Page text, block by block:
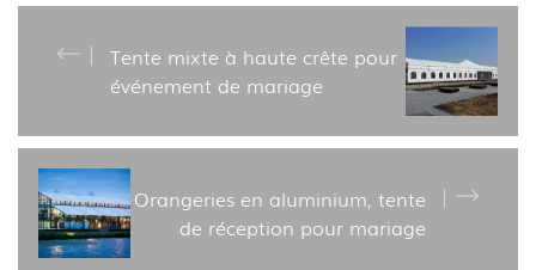
Tente mixte à haute crête pour
événement de mariage
Orangeries en aluminium, tente
de réception pour mariage